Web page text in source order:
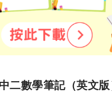
二數學筆記（英文版